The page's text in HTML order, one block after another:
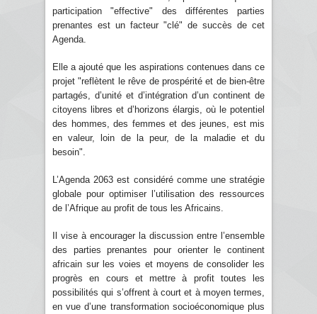
participation "effective" des différentes parties
prenantes est un facteur "clé" de succès de cet
Agenda.
Elle a ajouté que les aspirations contenues dans ce
projet "reflètent le rêve de prospérité et de bien-être
partagés, d’unité et d’intégration d’un continent de
citoyens libres et d’horizons élargis, où le potentiel
des hommes, des femmes et des jeunes, est mis
en valeur, loin de la peur, de la maladie et du
besoin".
L’Agenda 2063 est considéré comme une stratégie
globale pour optimiser l’utilisation des ressources
de l’Afrique au profit de tous les Africains.
Il vise à encourager la discussion entre l’ensemble
des parties prenantes pour orienter le continent
africain sur les voies et moyens de consolider les
progrès en cours et mettre à profit toutes les
possibilités qui s’offrent à court et à moyen termes,
en vue d’une transformation socioéconomique plus